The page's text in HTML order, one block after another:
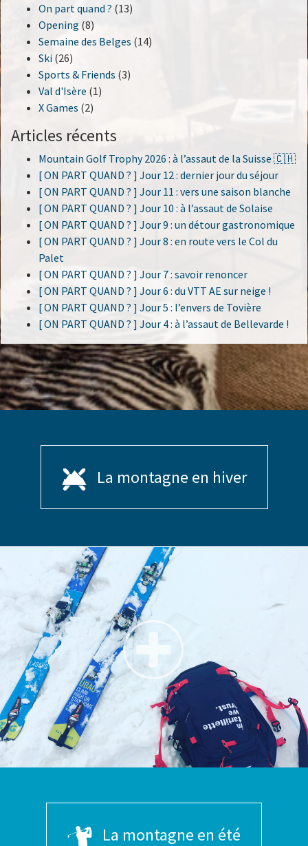
On part quand ? (13)
Opening (8)
Semaine des Belges (14)
Ski (26)
Sports & Friends (3)
Val d'Isère (1)
X Games (2)
Articles récents
Mountain Golf Trophy 2026 : à l’assaut de la Suisse 🇨🇭
[ ON PART QUAND ? ] Jour 12 : dernier jour du séjour
[ ON PART QUAND ? ] Jour 11 : vers une saison blanche
[ ON PART QUAND ? ] Jour 10 : à l’assaut de Solaise
[ ON PART QUAND ? ] Jour 9 : un détour gastronomique
[ ON PART QUAND ? ] Jour 8 : en route vers le Col du
Palet
[ ON PART QUAND ? ] Jour 7 : savoir renoncer
[ ON PART QUAND ? ] Jour 6 : du VTT AE sur neige !
[ ON PART QUAND ? ] Jour 5 : l’envers de Tovière
[ ON PART QUAND ? ] Jour 4 : à l’assaut de Bellevarde !
La montagne en hiver
La montagne en été